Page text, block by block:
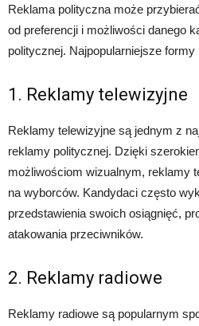
Reklama polityczna może
od preferencji i możliwości danego
politycznej. Najpopularniejsze
1. Reklamy telewizyjne
Reklamy telewizyjne są jednym z
reklamy politycznej. Dzięki
możliwościom wizualnym, reklamy
na wyborców. Kandydaci często
przedstawienia swoich osiągnięć,
atakowania przeciwników.
2. Reklamy radiowe
Reklamy radiowe są popularnym